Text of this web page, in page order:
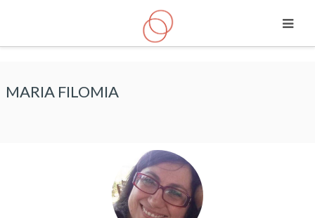
MARIA FILOMIA